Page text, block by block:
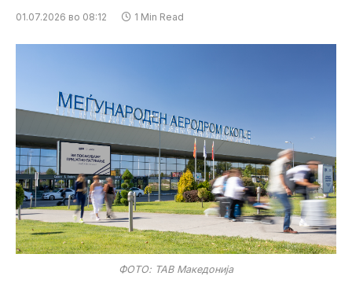
01.07.2026 во 08:12 1 Min Read
ФОТО: ТАВ Македонија